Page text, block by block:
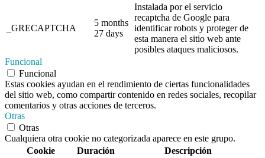
_GRECAPTCHA
5 months
27 days
Instalada por el servicio
recaptcha de Google para
identificar robots y proteger de
esta manera el sitio web ante
posibles ataques maliciosos.
Funcional
Funcional
Estas cookies ayudan en el rendimiento de ciertas funcionalidades
del sitio web, como compartir contenido en redes sociales, recopilar
comentarios y otras acciones de terceros.
Otras
Otras
Cualquiera otra cookie no categorizada aparece en este grupo.
Cookie
Duración Descripción